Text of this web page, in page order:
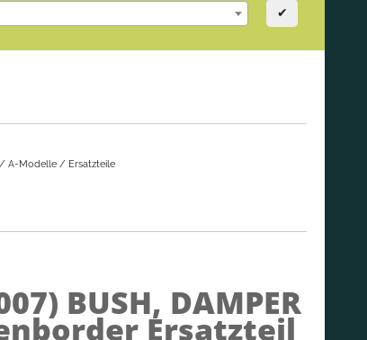
✔
/ A-Modelle / Ersatzteile
BUSH, DAMPER
Ersatzteil